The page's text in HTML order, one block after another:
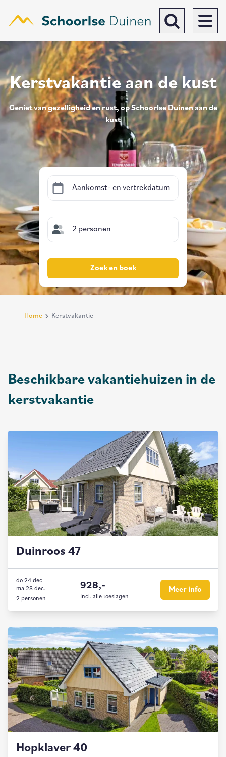
de
algemene
inhoud
gaan
Toggle search
Kerstvakantie aan de kust
Geniet van gezelligheid en rust, op Schoorlse Duinen aan de
kust
Aankomst- en vertrekdatum
2 personen
Zoek en boek
Breadcrumb
Home Kerstvakantie
Beschikbare vakantiehuizen in de
kerstvakantie
Duinroos 47
928,-
Incl. alle toeslagen
do 24 dec. -
ma 28 dec.
2 personen
Meer info
Hopklaver 40